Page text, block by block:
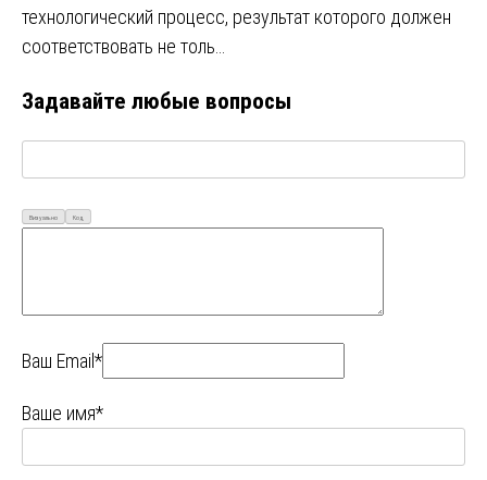
технологический процесс, результат которого должен
соответствовать не толь…
Задавайте любые вопросы
Визуально Код
Ваш Email*
Ваше имя*